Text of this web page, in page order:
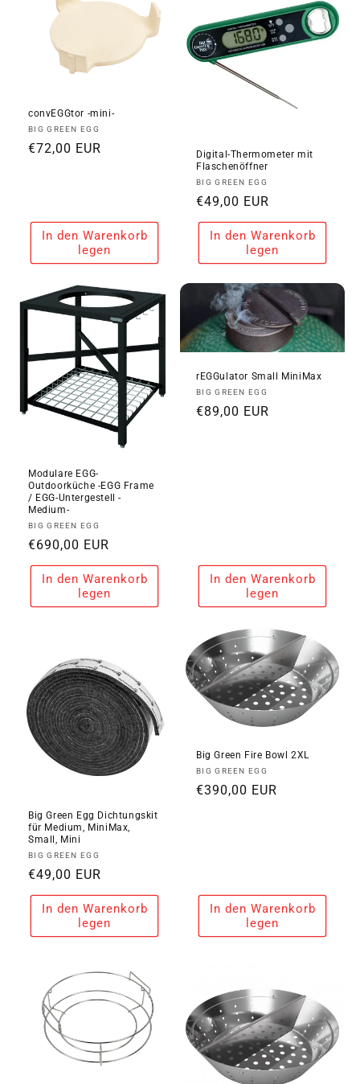
convEGGtor -mini-
Anbieter:
BIG GREEN EGG
Normaler
€72,00 EUR
In den Warenkorb
legen
Digital-Thermometer mit
Flaschenöffner
Anbieter:
BIG GREEN EGG
Normaler
Preis
€49,00 EUR
In den Warenkorb
legen
Modulare EGG-
Outdoorküche -EGG Frame
/ EGG-Untergestell -
Medium-
Anbieter:
BIG GREEN EGG
Normaler
Preis
€690,00 EUR
In den Warenkorb
legen
rEGGulator Small MiniMax
Anbieter:
BIG GREEN EGG
Normaler
€89,00 EUR
In den Warenkorb
legen
Big Green Egg Dichtungskit
für Medium, MiniMax,
Small, Mini
Anbieter:
BIG GREEN EGG
Normaler
Preis
€49,00 EUR
In den Warenkorb
legen
Big Green Fire Bowl 2XL
Anbieter:
BIG GREEN EGG
Normaler
€390,00 EUR
In den Warenkorb
legen